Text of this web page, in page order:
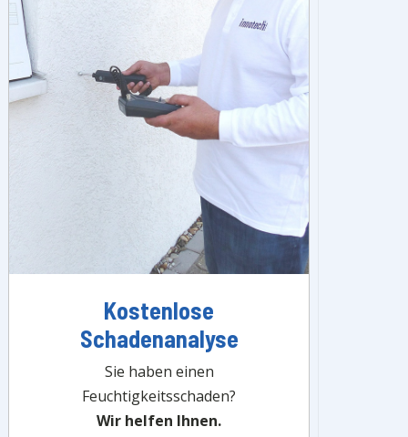
Kostenlose
Schadenanalyse
Sie haben einen
Feuchtigkeitsschaden?
Wir helfen Ihnen.